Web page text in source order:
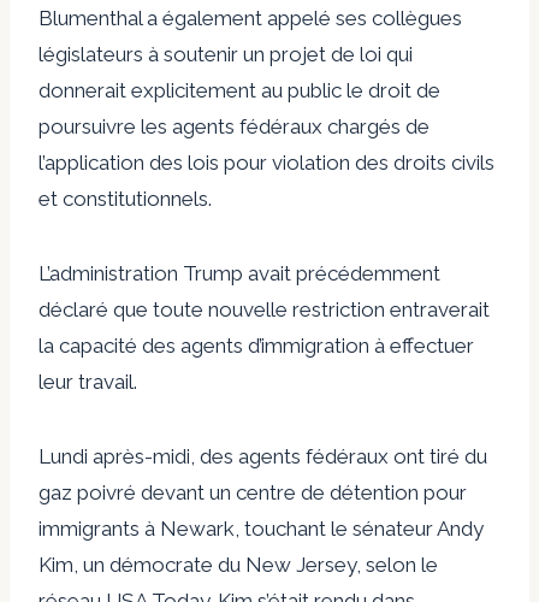
Blumenthal a également appelé ses collègues
législateurs à soutenir un projet de loi qui
donnerait explicitement au public le droit de
poursuivre les agents fédéraux chargés de
l’application des lois pour violation des droits civils
et constitutionnels.
L’administration Trump avait précédemment
déclaré que toute nouvelle restriction entraverait
la capacité des agents d’immigration à effectuer
leur travail.
Lundi après-midi, des agents fédéraux ont tiré du
gaz poivré devant un centre de détention pour
immigrants à Newark, touchant le sénateur Andy
Kim, un démocrate du New Jersey, selon le